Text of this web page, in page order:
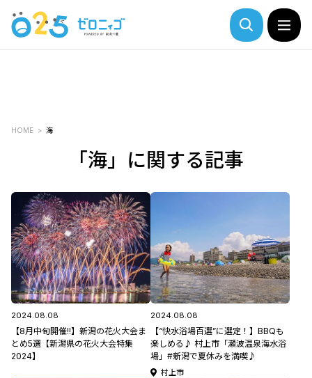
HOME 海
「海」に関する記事
2024.08.08
【8月中旬開催!!】新潟の花火大会ま
とめ5選【新潟県の花火大会特集
2024】
2024.08.08
【“快水浴場百選”に選定！】BBQも
楽しめる♪ 村上市「瀬波温泉海水浴
場」#新潟で夏休みを満喫♪
村上市